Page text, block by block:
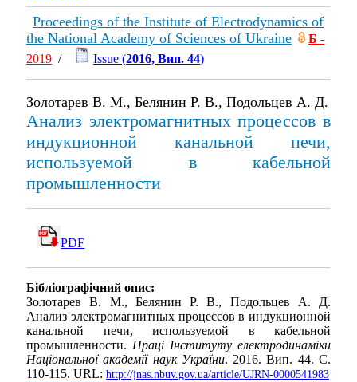
Proceedings of the Institute of Electrodynamics of
the National Academy of Sciences of Ukraine
Б -
2019 / Issue (2016, Вип. 44)
Золотарев В. М., Белянин Р. В., Подольцев А. Д.
Анализ электромагнитных процессов в
индукционной канальной печи,
используемой в кабельной
промышленности
PDF
Бібліографічний опис:
Золотарев В. М., Белянин Р. В., Подольцев А. Д.
Анализ электромагнитных процессов в индукционной
канальной печи, используемой в кабельной
промышленности. Праці Інституту електродинаміки
Національної академії наук України. 2016. Вип. 44. С.
110-115. URL: http://jnas.nbuv.gov.ua/article/UJRN-0000541983